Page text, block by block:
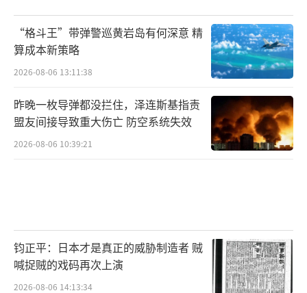
“格斗王”带弹警巡黄岩岛有何深意 精
算成本新策略
2026-08-06 13:11:38
昨晚一枚导弹都没拦住，泽连斯基指责
盟友间接导致重大伤亡 防空系统失效
2026-08-06 10:39:21
钧正平：日本才是真正的威胁制造者 贼
喊捉贼的戏码再次上演
2026-08-06 14:13:34